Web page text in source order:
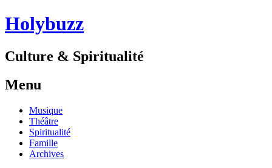
Holybuzz
Culture & Spiritualité
Menu
Aller
contenu
Musique
Théâtre
Spiritualité
Famille
Archives